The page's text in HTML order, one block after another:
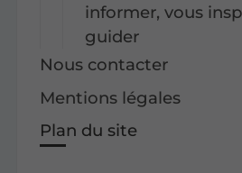
informer, vous
guider
Nous contacter
Mentions légales
Plan du site